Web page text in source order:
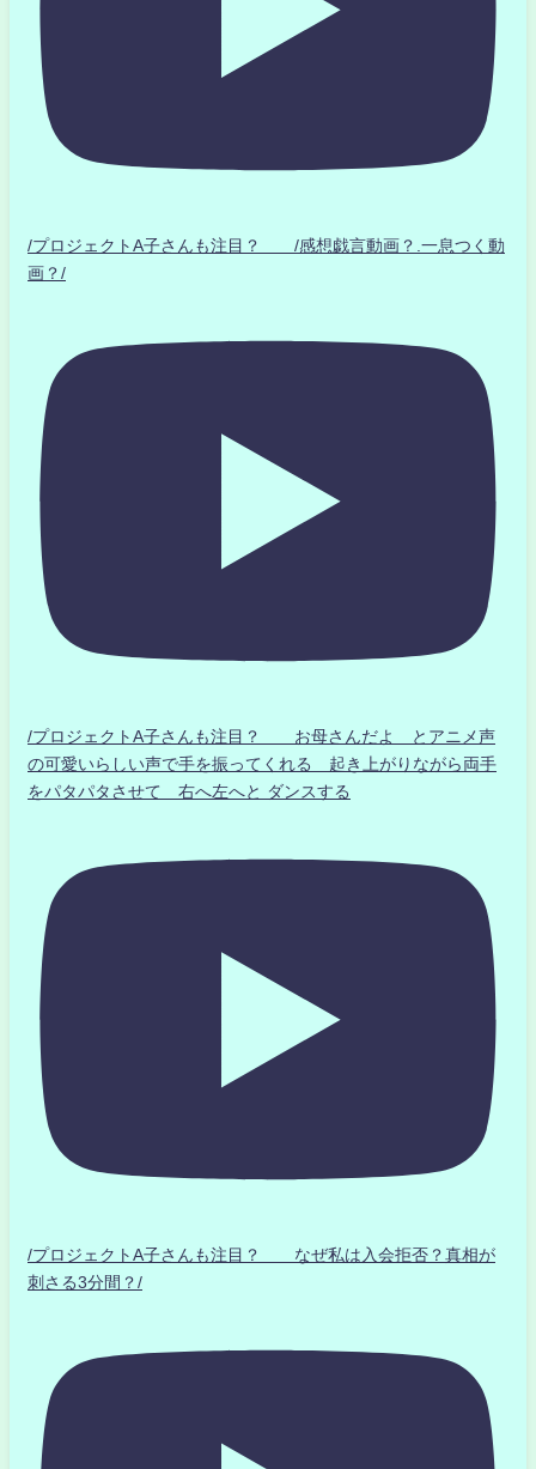
/プロジェクトA子さんも注目？ /感想戯言動画？.一息つく動
画？/
/プロジェクトA子さんも注目？ お母さんだよ とアニメ声
の可愛いらしい声で手を振ってくれる 起き上がりながら両手
をパタパタさせて 右へ左へと ダンスする
/プロジェクトA子さんも注目？ なぜ私は入会拒否？真相が
刺さる3分間？/